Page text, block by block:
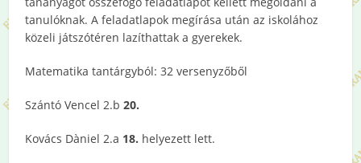
tanulóknak. A feladatlapok megírása után az iskolához
közeli játszótéren lazíthattak a gyerekek.
Matematika tantárgyból: 32 versenyzőből
Szántó Vencel 2.b20.
Kovács Dàniel 2.a 18. helyezett lett.